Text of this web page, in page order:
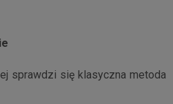
sprawdzi się klasyczna metoda